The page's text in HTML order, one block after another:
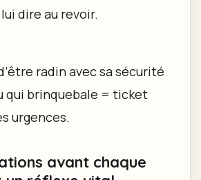
dire au revoir.
radin avec sa sécurité
qui brinquebale = ticket
urgences.
avant chaque